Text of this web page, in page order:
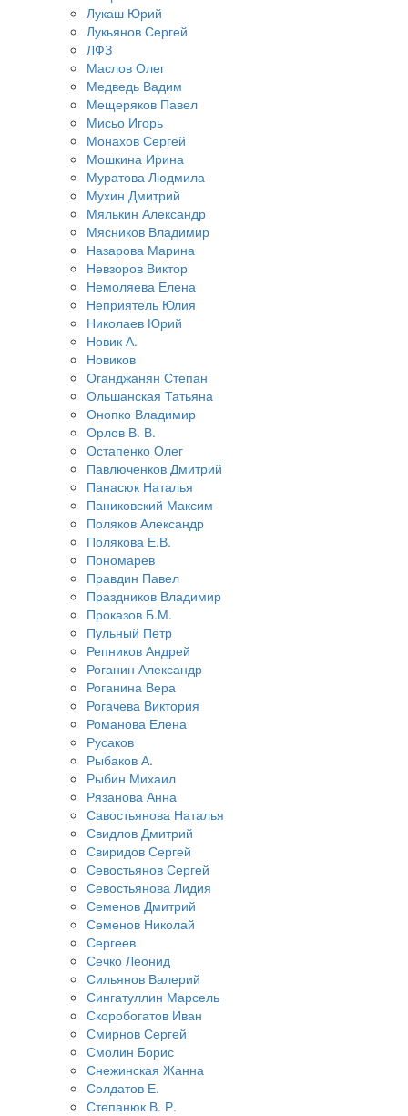
Лукаш Юрий
Лукьянов Сергей
ЛФЗ
Маслов Олег
Медведь Вадим
Мещеряков Павел
Мисьо Игорь
Монахов Сергей
Мошкина Ирина
Муратова Людмила
Мухин Дмитрий
Мялькин Александр
Мясников Владимир
Назарова Марина
Невзоров Виктор
Немоляева Елена
Неприятель Юлия
Николаев Юрий
Новик А.
Новиков
Оганджанян Степан
Ольшанская Татьяна
Онопко Владимир
Орлов В. В.
Остапенко Олег
Павлюченков Дмитрий
Панасюк Наталья
Паниковский Максим
Поляков Александр
Полякова Е.В.
Пономарев
Правдин Павел
Праздников Владимир
Проказов Б.М.
Пульный Пётр
Репников Андрей
Роганин Александр
Роганина Вера
Рогачева Виктория
Романова Елена
Русаков
Рыбаков А.
Рыбин Михаил
Рязанова Анна
Савостьянова Наталья
Свидлов Дмитрий
Свиридов Сергей
Севостьянов Сергей
Севостьянова Лидия
Семенов Дмитрий
Семенов Николай
Сергеев
Сечко Леонид
Сильянов Валерий
Сингатуллин Марсель
Скоробогатов Иван
Смирнов Сергей
Смолин Борис
Снежинская Жанна
Солдатов Е.
Степанюк В. Р.